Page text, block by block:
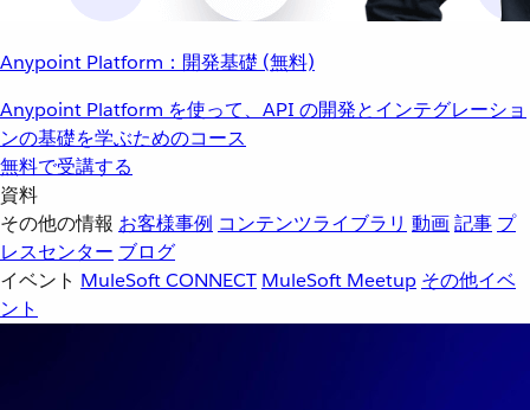
Anypoint Platform：開発基礎 (無料)
Anypoint Platform を使って、API の開発とインテグレーショ
ンの基礎を学ぶためのコース
無料で受講する
資料
その他の情報 お客様事例 コンテンツライブラリ 動画記事 プ
レスセンター ブログ
イベント MuleSoft CONNECT MuleSoft Meetup その他イベ
ント